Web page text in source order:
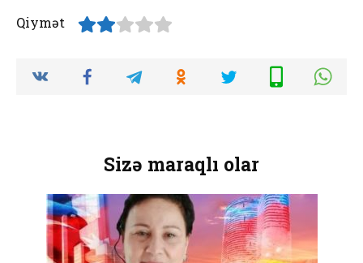
Qiymət
Sizə maraqlı olar